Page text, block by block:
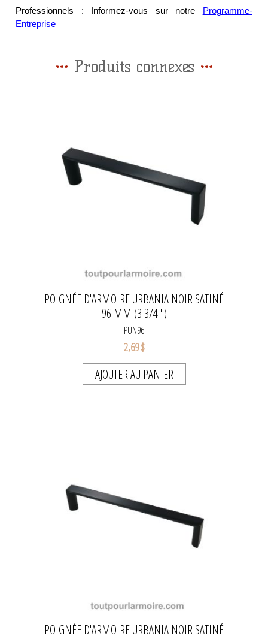
Professionnels : Informez-vous sur notre
Programme-
Entreprise
Produits connexes
POIGNÉE D'ARMOIRE URBANIA NOIR SATINÉ
96 MM (3 3/4 ")
PUN96
2,69 $
AJOUTER AU PANIER
POIGNÉE D'ARMOIRE URBANIA NOIR SATINÉ